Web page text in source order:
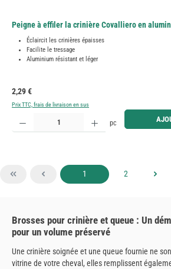
Peigne à effiler la crinière Covalliero en
Éclaircit les crinières épaisses
Facilite le tressage
Aluminium résistant et léger
Prix régulier :
2,29 €
Prix TTC, frais de livraison en sus
Quantité de produit : Entrez la quantité souhaitée ou utilisez
pc
Page
1 Page
2
Brosses pour crinière et queue : Un
pour un volume préservé
Une crinière soignée et une queue fournie ne
vitrine de votre cheval, elles remplissent